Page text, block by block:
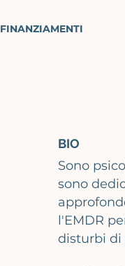
FINANZIAMENTI
BIO
Sono
sono
l'EMDR
disturbi di